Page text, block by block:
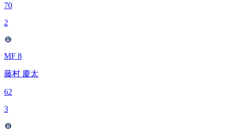
70
2
MF 8
藤村 慶太
62
3